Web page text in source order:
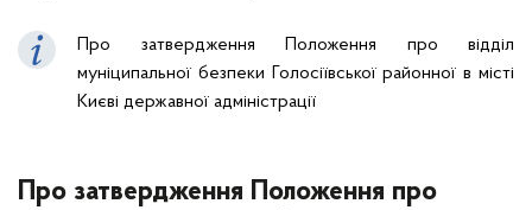
Про затвердження Положення про відділ
муніципальної безпеки Голосіївської районної в місті
Києві державної адміністрації
Про затвердження Положення про